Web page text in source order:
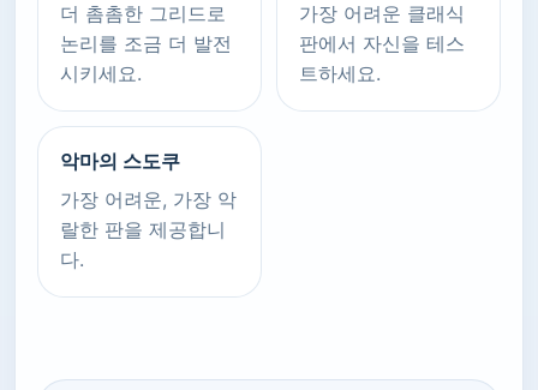
더 촘촘한 그리드로
논리를 조금 더 발전
시키세요.
가장 어려운 클래식
판에서 자신을 테스
트하세요.
악마의 스도쿠
가장 어려운, 가장 악
랄한 판을 제공합니
다.